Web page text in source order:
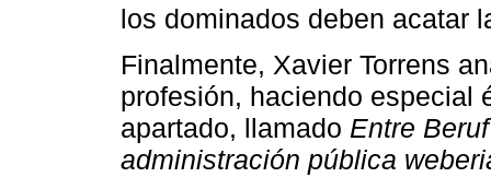
los dominados deben acatar
Finalmente, Xavier Torrens
profesión, haciendo especial
apartado, llamado Entre
administración pública